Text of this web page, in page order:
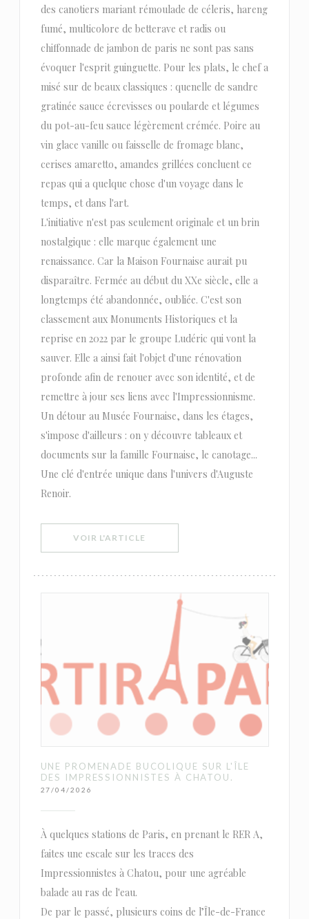
des canotiers mariant rémoulade de céleris, hareng
fumé, multicolore de betterave et radis ou
chiffonnade de jambon de paris ne sont pas sans
évoquer l'esprit guinguette. Pour les plats, le chef a
misé sur de beaux classiques : quenelle de sandre
gratinée sauce écrevisses ou poularde et légumes
du pot-au-feu sauce légèrement crémée. Poire au
vin glace vanille ou faisselle de fromage blanc,
cerises amaretto, amandes grillées concluent ce
repas qui a quelque chose d'un voyage dans le
temps, et dans l'art.
L'initiative n'est pas seulement originale et un brin
nostalgique : elle marque également une
renaissance. Car la Maison Fournaise aurait pu
disparaître. Fermée au début du XXe siècle, elle a
longtemps été abandonnée, oubliée. C'est son
classement aux Monuments Historiques et la
reprise en 2022 par le groupe Ludéric qui vont la
sauver. Elle a ainsi fait l'objet d'une rénovation
profonde afin de renouer avec son identité, et de
remettre à jour ses liens avec l'Impressionnisme.
Un détour au Musée Fournaise, dans les étages,
s'impose d'ailleurs : on y découvre tableaux et
documents sur la famille Fournaise, le canotage...
Une clé d'entrée unique dans l'univers d'Auguste
Renoir.
VOIR L'ARTICLE
UNE PROMENADE BUCOLIQUE SUR L'ÎLE
DES IMPRESSIONNISTES À CHATOU.
27/04/2026
À quelques stations de Paris, en prenant le RER A,
faites une escale sur les traces des
Impressionnistes à Chatou, pour une agréable
balade au ras de l'eau.
De par le passé, plusieurs coins de l’Île-de-France